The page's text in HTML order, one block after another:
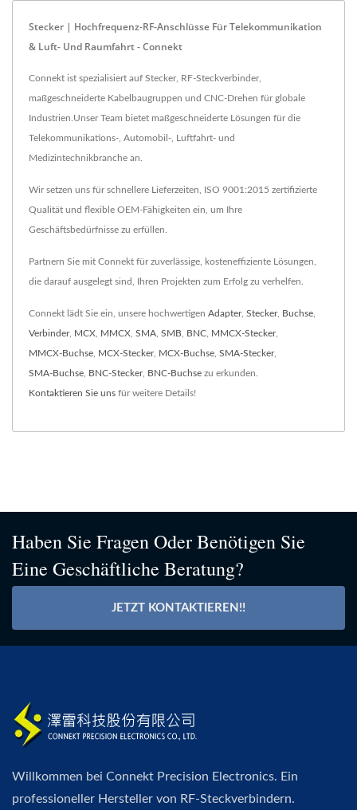
Stecker | Hochfrequenz-RF-Anschlüsse Für Telekommunikation
& Luft- Und Raumfahrt - Connekt
Connekt ist spezialisiert auf Stecker, RF-Steckverbinder,
maßgeschneiderte Kabelbaugruppen und CNC-Drehen für globale
Industrien.Unser Team bietet maßgeschneiderte Lösungen für die
Telekommunikations-, Automobil-, Luftfahrt- und
Medizintechnikbranche an.
Wir setzen uns für schnellere Lieferzeiten, ISO 9001:2015 zertifizierte
Qualität und flexible OEM-Fähigkeiten ein, um Ihre
Geschäftsbedürfnisse zu erfüllen.
Partnern Sie mit Connekt für zuverlässige, kosteneffiziente Lösungen,
die darauf ausgelegt sind, Ihren Projekten zum Erfolg zu verhelfen.
Connekt lädt Sie ein, unsere hochwertigen Adapter, Stecker, Buchse
Verbinder, MCX MMCX SMA SMB BNC MMCX-Stecker,
MMCX-Buchse MCX-Stecker, MCX-Buchse SMA-Stecker,
SMA-Buchse BNC-Stecker, BNC-Buchse zu erkunden.
Kontaktieren Sie uns für weitere Details!
Haben Sie Fragen Oder Benötigen Sie
Eine Geschäftliche Beratung?
JETZT KONTAKTIEREN!!
Willkommen bei Connekt Precision Electronics. Ein
professioneller Hersteller von RF-Steckverbindern.